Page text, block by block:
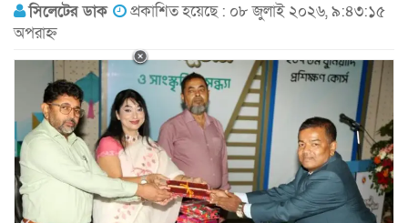
সিলেটের ডাক
প্রকাশিত হয়েছে : ০৮ জুলাই ২০২৬, ৯:৪৩:১৫
অপরাহ্ন